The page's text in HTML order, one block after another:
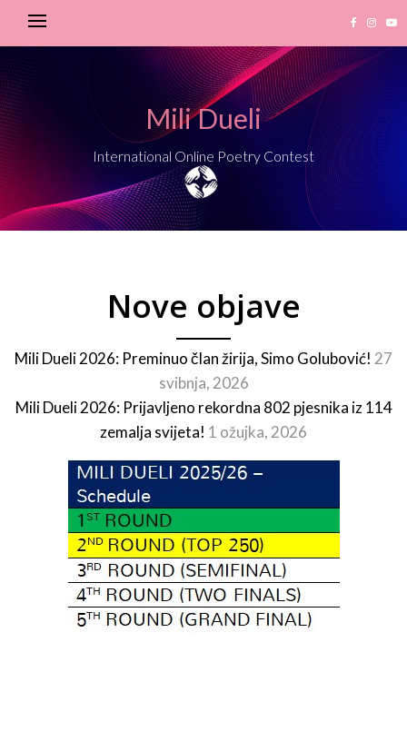
Mili Dueli
International Online Poetry Contest
Nove objave
Mili Dueli 2026: Preminuo član žirija, Simo Golubović! 27
svibnja, 2026
Mili Dueli 2026: Prijavljeno rekordna 802 pjesnika iz 114
zemalja svijeta! 1 ožujka, 2026